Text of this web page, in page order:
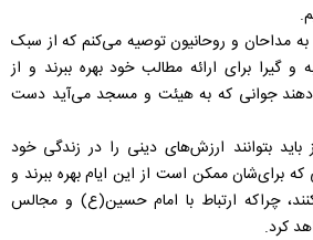
به مداحان و روحانیون توصیه می‌کنم که از سبک
گیرا برای ارائه مطالب خود بهره ببرند و از
دهند جوانی که به هیئت و مسجد می‌آید دست
باید بتوانند ارزش‌های دینی را در زندگی خود
که برای‌شان ممکن است از این ایام بهره ببرند و
چراکه ارتباط با امام حسین(ع) و مجالس
کرد.